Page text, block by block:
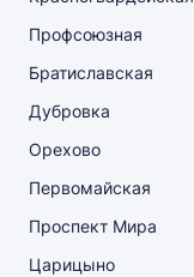
Профсоюзная
Братиславская
Дубровка
Орехово
Первомайская
Проспект Мира
Царицыно